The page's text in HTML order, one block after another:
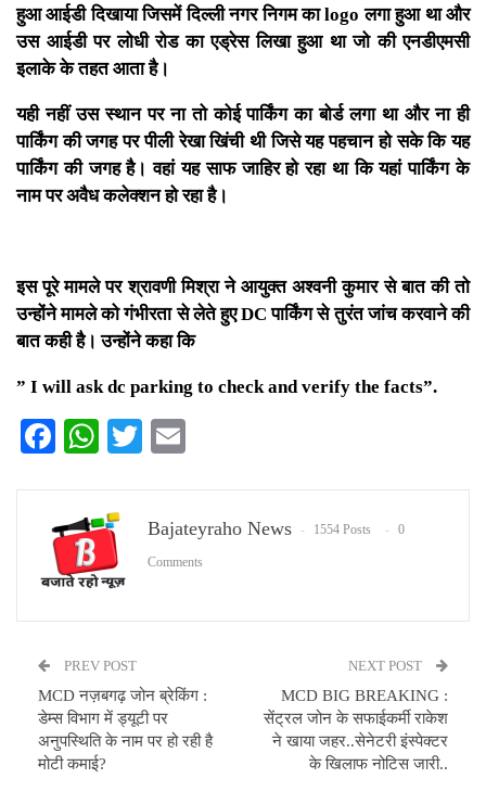
हुआ आईडी दिखाया जिसमें दिल्ली नगर निगम का logo लगा हुआ था और
उस आईडी पर लोधी रोड का एड्रेस लिखा हुआ था जो की एनडीएमसी
इलाके के तहत आता है।
यही नहीं उस स्थान पर ना तो कोई पार्किंग का बोर्ड लगा था और ना ही
पार्किंग की जगह पर पीली रेखा खिंची थी जिसे यह पहचान हो सके कि यह
पार्किंग की जगह है। वहां यह साफ जाहिर हो रहा था कि यहां पार्किंग के
नाम पर अवैध कलेक्शन हो रहा है।
इस पूरे मामले पर श्रावणी मिश्रा ने आयुक्त अश्वनी कुमार से बात की तो
उन्होंने मामले को गंभीरता से लेते हुए DC पार्किंग से तुरंत जांच करवाने की
बात कही है। उन्होंने कहा कि
” I will ask dc parking to check and verify the facts”.
Facebook
WhatsApp
Twitter
Bajateyraho News 1554 Posts 0
Comments
PREV POST
MCD नज़बगढ़ जोन ब्रेकिंग :
डेम्स विभाग में ड्यूटी पर
अनुपस्थिति के नाम पर हो रही है
मोटी कमाई?
NEXT POST
MCD BIG BREAKING :
सेंट्रल जोन के सफाईकर्मी राकेश
ने खाया जहर..सेनेटरी इंस्पेक्टर
के खिलाफ नोटिस जारी..